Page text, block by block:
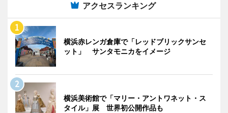
アクセスランキング
横浜赤レンガ倉庫で「レッドブリックサンセ
ット」 サンタモニカをイメージ
横浜美術館で「マリー・アントワネット・ス
タイル」展 世界初公開作品も